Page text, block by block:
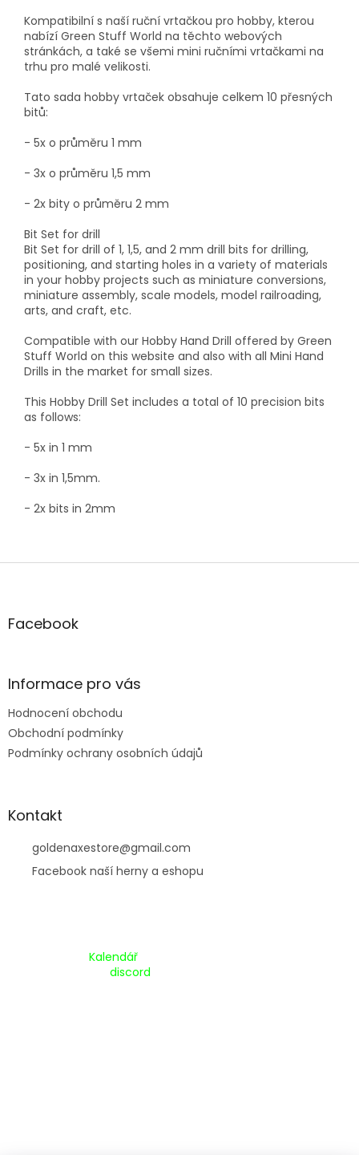
Kompatibilní s naší ruční vrtačkou pro hobby, kterou
nabízí Green Stuff World na těchto webových
stránkách, a také se všemi mini ručními vrtačkami na
trhu pro malé velikosti.
Tato sada hobby vrtaček obsahuje celkem 10 přesných
bitů:
- 5x o průměru 1 mm
- 3x o průměru 1,5 mm
- 2x bity o průměru 2 mm
Bit Set for drill
Bit Set for drill of 1, 1,5, and 2 mm drill bits for drilling,
positioning, and starting holes in a variety of materials
in your hobby projects such as miniature conversions,
miniature assembly, scale models, model railroading,
arts, and craft, etc.
Compatible with our Hobby Hand Drill offered by Green
Stuff World on this website and also with all Mini Hand
Drills in the market for small sizes.
This Hobby Drill Set includes a total of 10 precision bits
as follows:
- 5x in 1 mm
- 3x in 1,5mm.
- 2x bits in 2mm
Z
aFacebook
Informace pro vás
Hodnocení obchodu
Obchodní podmínky
Podmínky ochrany osobních údajů
Kontakt
goldenaxestore@gmail.com
Facebook naší herny a eshopu
Kalendář
discord